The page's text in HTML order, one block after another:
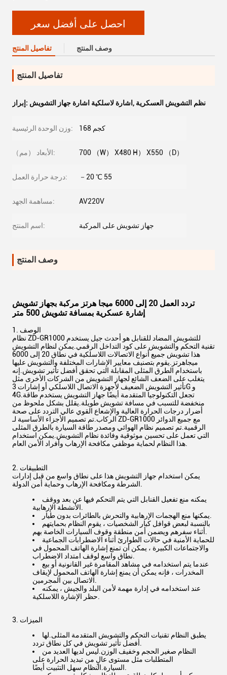
احصل على أفضل سعر
تفاصيل المنتج وصف المنتج
تفاصيل المنتج
إبراز: اشارة لاسلكية اشارة جهاز التشويش , نظم التشويش العسكرية
وزن الوحدة الرئيسية: 168 كجم
الأبعاد （مم）: 700 （W） X480 H） X550 （D）
درجة حرارة العمل: －20 ℃ 55
مساهمة الجهد: AV220V
اسم المنتج: جهاز تشويش على المركبة
وصف المنتج
تردد العمل 20 إلى 6000 ميجا هرتز مركبة بجهاز تشويش
إشارة عسكرية بمسافة تشويش 500 متر
1. الوصف
نظام ZD-GR1000 للتشويش المضاد للقنابل هو أحدث جيل يستخدم
تقنية التحكم والتشويش على كود التداخل الرقمي.يمكن لنظام التشويش
هذا تشويش جميع أنواع الاتصالات اللاسلكية في نطاق 20 إلى 6000
ميجاهرتز.يقوم بتصنيف معايير الإشارات المختلفة والتشويش عليها
باستخدام الطرق المثلى المقابلة التي تحقق أفضل تأثير تشويش.إنه
يتغلب على الضعف الشائع لجهاز التشويش من الشركات الأخرى مثل
تأثير التشويش الضعيف لأجهزة الاتصال اللاسلكي أو إشارات 3G و
4G.تجعل التكنولوجيا المتقدمة أيضًا جهاز التشويش يستخدم طاقة
منخفضة للتسبب في مسافة تشويش طويلة.يقلل بشكل ملحوظ من
أضرار درجات الحرارة العالية والإشعاع القوي عالي التردد على صحة
الركاب.تم تصميم الأجزاء الأساسية لـ ZD-GR1000 مع جميع الدوائر
الرقمية.تم تصميم نظام الهوائي ومصدر طاقة السيارة بالطرق المثلى
التي تعمل على تحسين موثوقية وفائدة نظام التشويش.يمكن استخدام
هذا النظام لحماية موظفي مكافحة الإرهاب وأفراد الأمن العام.
2. التطبيقات
يمكن استخدام جهاز التشويش هذا على نطاق واسع من قبل إدارات
الشرطة ومكافحة الإرهاب وحماية أمن الدولة.
يمكنه منع تفعيل القنابل التي يتم التحكم فيها عن بعد ووقف
الأنشطة الإرهابية.
يمكنها منع الهجمات الإرهابية والتحرش بالطائرات بدون طيار.
بالنسبة لبعض قوافل كبار الشخصيات ، يقوم النظام بحمايتهم
أثناء سفرهم ويضمن أمن منطقة وقوف السيارات الخاصة بهم.
للحماية الأمنية في حالات الطوارئ أثناء الاضطرابات الجماعية
والاجتماعات الكبيرة ، يمكن أن تمنع إشارة الهاتف المحمول في
نطاق واسع لوقف امتداد الاضطراب.
عندما يتم استخدامه في مشاهد المقامرة غير القانونية أو بيع
المخدرات ، فإنه يمكن أن يمنع إشارة الهاتف المحمول لإيقاف
الاتصال بين المجرمين.
عند استخدامه في إدارة مهمة لأمن البلد والجيش ، يمكنه
حظر الإشارة اللاسلكية.
3. الميزات
يطبق النظام تقنيات التحكم والتشويش المتقدمة المثلى.لها
أفضل تأثير تشويش في كل نطاق تردد.
النظام صغير الحجم وخفيف الوزن.ليس لديها العديد من
المتطلبات مثل مستوى عالٍ من تبديد الحرارة على
السيارة.النظام سهل التثبيت أيضًا.